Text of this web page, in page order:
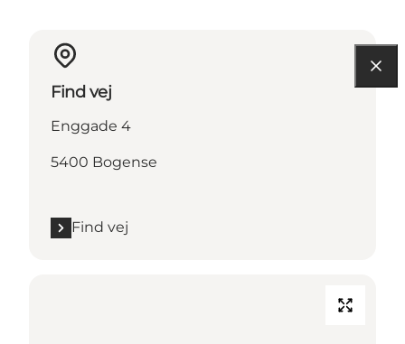
Find vej
Enggade 4
5400 Bogense
Find vej